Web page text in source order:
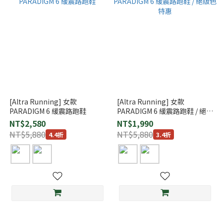
[Altra Running] 女款
PARADIGM 6 緩震路跑鞋
NT$2,580
NT$5,880 4.4折
[Altra Running] 女款
PARADIGM 6 緩震路跑鞋 / 絕版
色特惠
NT$1,990
NT$5,880 3.4折